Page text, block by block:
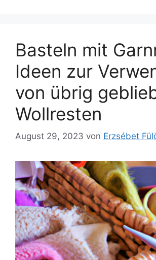
Basteln mit
Ideen zur
von übrig
Wollresten
August 29, 2023 von Erzsébet